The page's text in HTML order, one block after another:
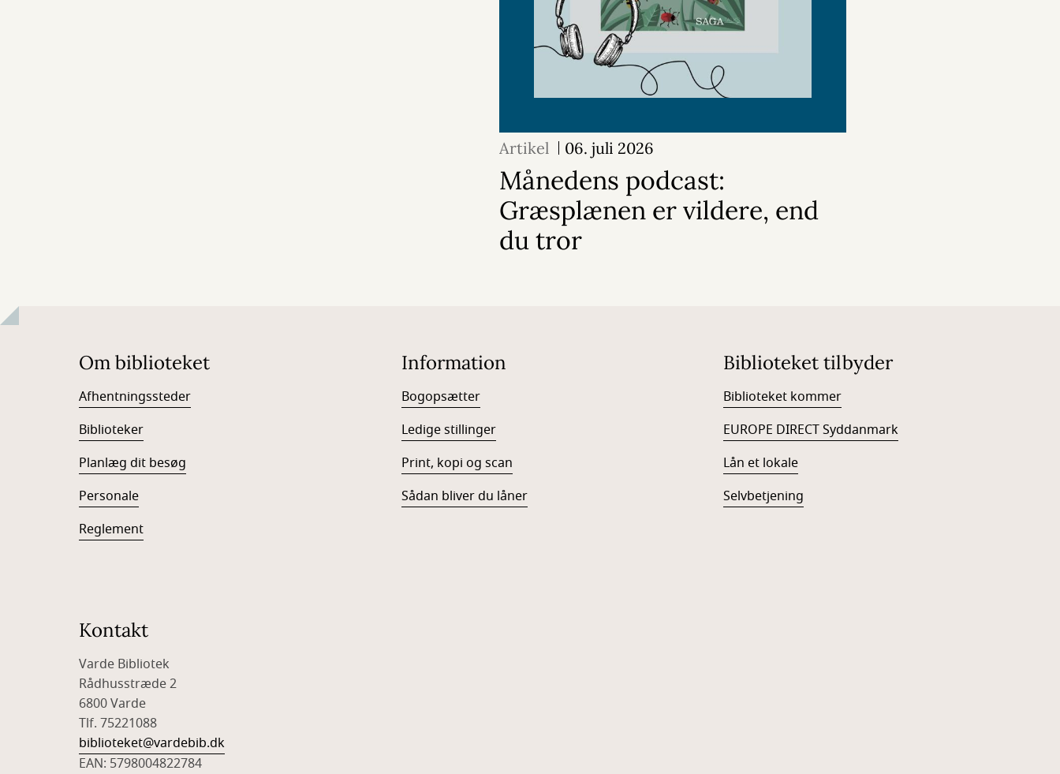
Artikel 06. juli 2026
Månedens podcast:
Græsplænen er vildere, end
du tror
Om biblioteket
Afhentningssteder
Biblioteker
Planlæg dit besøg
Personale
Reglement
Information
Bogopsætter
Ledige stillinger
Print, kopi og scan
Sådan bliver du låner
Biblioteket tilbyder
Biblioteket kommer
EUROPE DIRECT Syddanmark
Lån et lokale
Selvbetjening
Kontakt
Varde Bibliotek
Rådhusstræde 2
6800 Varde
Tlf. 75221088
biblioteket@vardebib.dk
EAN: 5798004822784